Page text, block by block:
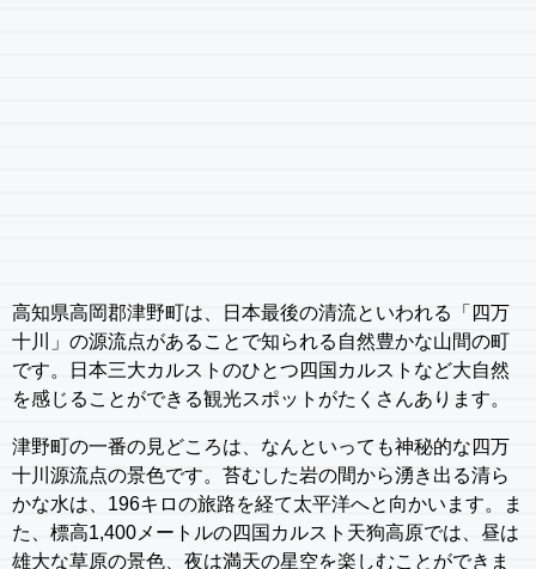
高知県高岡郡津野町は、日本最後の清流といわれる「四万
十川」の源流点があることで知られる自然豊かな山間の町
です。日本三大カルストのひとつ四国カルストなど大自然
を感じることができる観光スポットがたくさんあります。
津野町の一番の見どころは、なんといっても神秘的な四万
十川源流点の景色です。苔むした岩の間から湧き出る清ら
かな水は、196キロの旅路を経て太平洋へと向かいます。ま
た、標高1,400メートルの四国カルスト天狗高原では、昼は
雄大な草原の景色、夜は満天の星空を楽しむことができま